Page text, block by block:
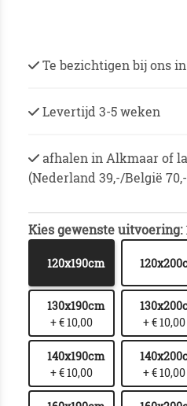
Te bezichtigen bij ons
Levertijd 3-5 weken
afhalen in Alkmaar of
(Nederland 39,-/België
Kies gewenste uitvoering:
120x190cm
130x190cm
+ € 10,00
+ € 10,00
140x190cm
+ € 10,00
+ € 10,00